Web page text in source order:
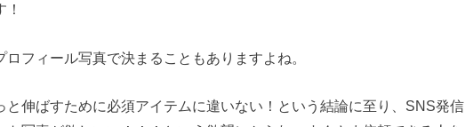
フィール写真で決まることもありますよね。
と伸ばすために必須アイテムに違いない！という結論に至り、SNS発信